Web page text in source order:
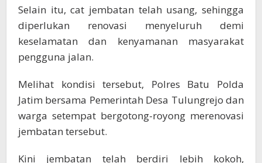
Selain itu, cat jembatan telah usang, sehingga
diperlukan renovasi menyeluruh demi
keselamatan dan kenyamanan masyarakat
pengguna jalan.
Melihat kondisi tersebut, Polres Batu Polda
Jatim bersama Pemerintah Desa Tulungrejo dan
warga setempat bergotong-royong merenovasi
jembatan tersebut.
Kini jembatan telah berdiri lebih kokoh,